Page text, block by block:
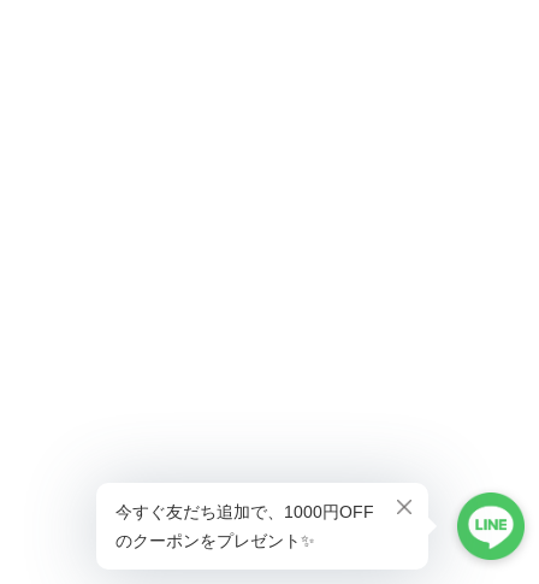
ショップに質問する